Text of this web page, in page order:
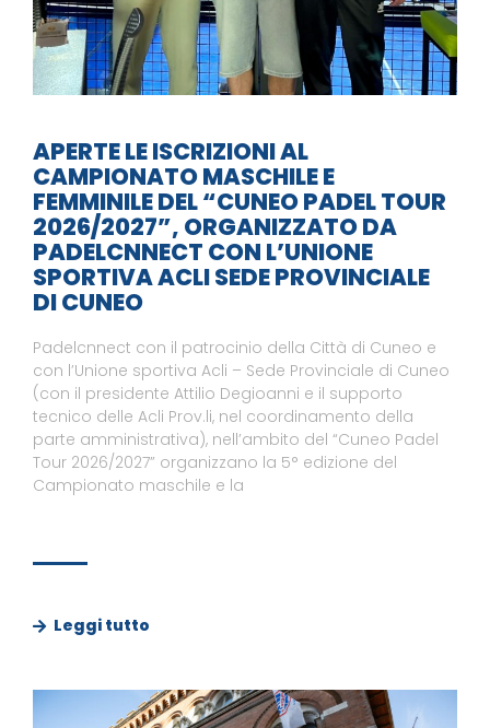
APERTE LE ISCRIZIONI AL
CAMPIONATO MASCHILE E
FEMMINILE DEL “CUNEO PADEL TOUR
2026/2027”, ORGANIZZATO DA
PADELCNNECT CON L’UNIONE
SPORTIVA ACLI SEDE PROVINCIALE
DI CUNEO
Padelcnnect con il patrocinio della Città di Cuneo e
con l’Unione sportiva Acli – Sede Provinciale di Cuneo
(con il presidente Attilio Degioanni e il supporto
tecnico delle Acli Prov.li, nel coordinamento della
parte amministrativa), nell’ambito del “Cuneo Padel
Tour 2026/2027” organizzano la 5° edizione del
Campionato maschile e la
Leggi tutto